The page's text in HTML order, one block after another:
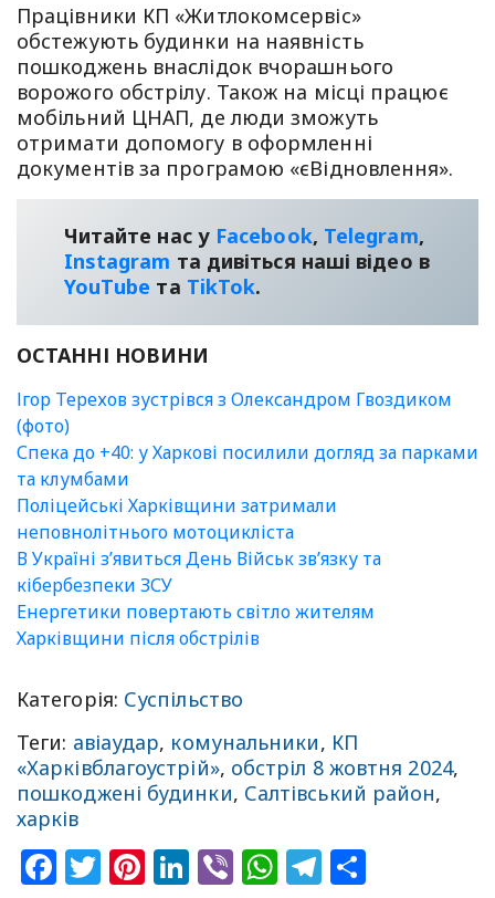
Працівники КП «Житлокомсервіс»
обстежують будинки на наявність
пошкоджень внаслідок вчорашнього
ворожого обстрілу. Також на місці працює
мобільний ЦНАП, де люди зможуть
отримати допомогу в оформленні
документів за програмою «єВідновлення».
Читайте нас у Facebook, Telegram,
Instagram та дивіться наші відео в
YouТube та TikTok.
ОСТАННІ НОВИНИ
Ігор Терехов зустрівся з Олександром Гвоздиком
(фото)
Спека до +40: у Харкові посилили догляд за парками
та клумбами
Поліцейські Харківщини затримали
неповнолітнього мотоцикліста
В Україні зʼявиться День Військ зв’язку та
кібербезпеки ЗСУ
Енергетики повертають світло жителям
Харківщини після обстрілів
Категорія: Суспільство
Теги: авіаудар, комунальники, КП
«‎Харківблагоустрій»‎, обстріл 8 жовтня 2024,
пошкоджені будинки, Салтівський район,
харків
Facebook
Twitter
Pinterest
LinkedIn
ViberWhatsApp
Telegram